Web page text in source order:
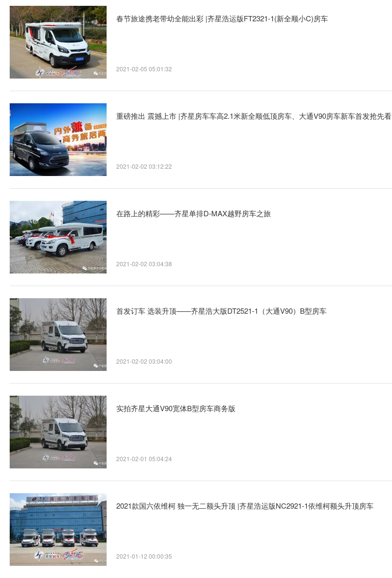
春节旅途携老带幼全能出彩 |齐星浩运版FT2321-1(新全顺小C)房车
2021-02-05 05:01:32
重磅推出 震撼上市 |齐星房车车高2.1米新全顺低顶房车、大通V90房车新车首发抢先看
2021-02-02 03:12:22
在路上的精彩——齐星单排D-MAX越野房车之旅
2021-02-02 03:04:38
首发订车 选装升顶——齐星浩大版DT2521-1（大通V90）B型房车
2021-02-02 03:04:00
实拍齐星大通V90宽体B型房车商务版
2021-02-01 05:04:24
2021款国六依维柯 独一无二额头升顶 |齐星浩运版NC2921-1依维柯额头升顶房车
2021-01-12 00:00:35